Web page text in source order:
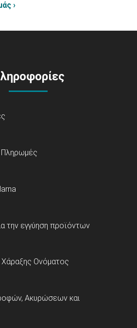
›
την εγγύηση προϊόντων
Χάραξης Ονόματος
Ακυρώσεων και